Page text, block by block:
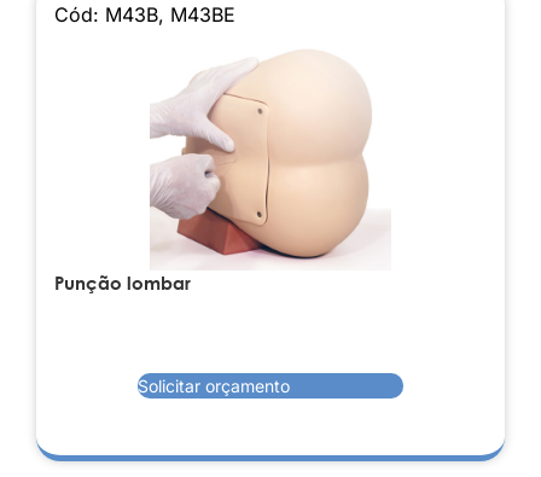
Cód: M43B, M43BE
Punção lombar
Solicitar orçamento